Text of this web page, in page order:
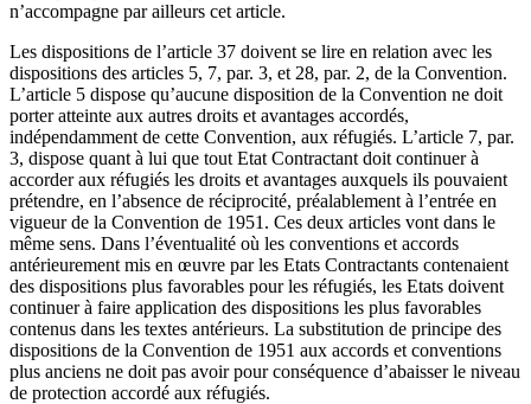
n’accompagne par ailleurs cet article.
Les dispositions de l’article 37 doivent se lire en relation avec les
dispositions des articles 5, 7, par. 3, et 28, par. 2, de la Convention.
L’article 5 dispose qu’aucune disposition de la Convention ne doit
porter atteinte aux autres droits et avantages accordés,
indépendamment de cette Convention, aux réfugiés. L’article 7, par.
3, dispose quant à lui que tout Etat Contractant doit continuer à
accorder aux réfugiés les droits et avantages auxquels ils pouvaient
prétendre, en l’absence de réciprocité, préalablement à l’entrée en
vigueur de la Convention de 1951. Ces deux articles vont dans le
même sens. Dans l’éventualité où les conventions et accords
antérieurement mis en œuvre par les Etats Contractants contenaient
des dispositions plus favorables pour les réfugiés, les Etats doivent
continuer à faire application des dispositions les plus favorables
contenus dans les textes antérieurs. La substitution de principe des
dispositions de la Convention de 1951 aux accords et conventions
plus anciens ne doit pas avoir pour conséquence d’abaisser le niveau
de protection accordé aux réfugiés.